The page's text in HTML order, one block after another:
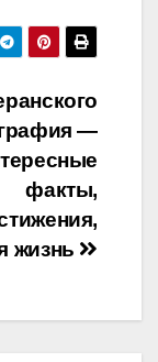
—
факты,
жизнь